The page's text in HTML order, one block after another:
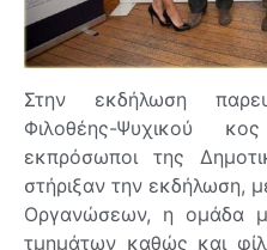
Στην εκδήλωση
Φιλοθέης-Ψυχικού
εκπρόσωποι της
στήριξαν την εκδήλωση,
Οργανώσεων, η ομάδα
τμημάτων καθώς και